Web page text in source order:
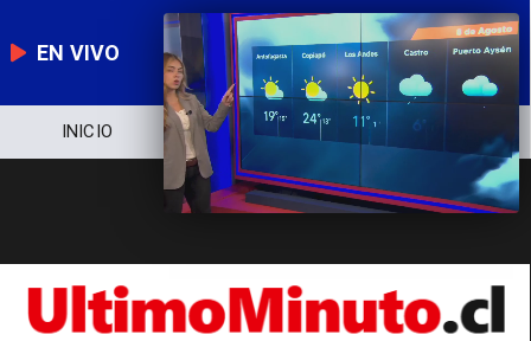
EN VIVO
INICIO NOTICIERO POLÍTICA